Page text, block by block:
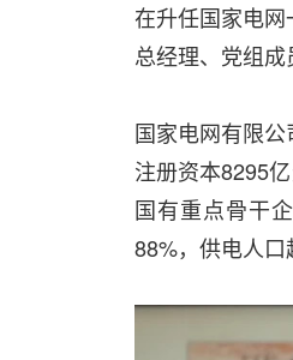
在升任国家电
总经理、党组成
国家电网有限
注册资本8295
国有重点骨干
88%，供电人口